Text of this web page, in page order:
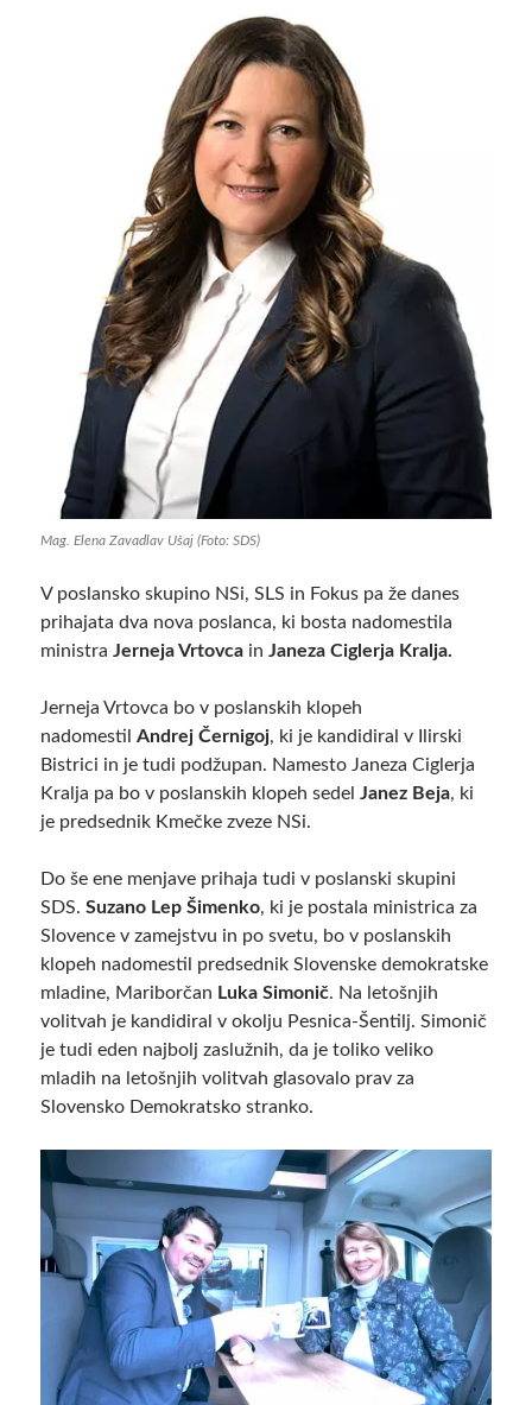
Mag. Elena Zavadlav Ušaj (Foto: SDS)
V poslansko skupino NSi, SLS in Fokus pa že danes
prihajata dva nova poslanca, ki bosta nadomestila
ministra Jerneja Vrtovcain Janeza Ciglerja Kralja.
Jerneja Vrtovca bo v poslanskih klopeh
nadomestil Andrej Černigoj, ki je kandidiral v Ilirski
Bistrici in je tudi podžupan. Namesto Janeza Ciglerja
Kralja pa bo v poslanskih klopeh sedel Janez Beja, ki
je predsednik Kmečke zveze NSi.
Do še ene menjave prihaja tudi v poslanski skupini
SDS. Suzano Lep Šimenko, ki je postala ministrica za
Slovence v zamejstvu in po svetu, bo v poslanskih
klopeh nadomestil predsednik Slovenske demokratske
mladine, Mariborčan Luka Simonič. Na letošnjih
volitvah je kandidiral v okolju Pesnica-Šentilj. Simonič
je tudi eden najbolj zaslužnih, da je toliko veliko
mladih na letošnjih volitvah glasovalo prav za
Slovensko Demokratsko stranko.